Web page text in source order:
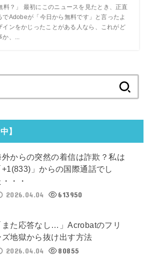
料？」 最初にこのニュースを見たとき、正直
でAdobeが「今日から無料です」と言ったよ
インをかじったことがある人なら、これがど
、...
索:
】
外からの突然の着信は詐欺？私は
+1(833)」からの国際通話でし
・・
2026.04.04
613950
また応答なし…」Acrobatのフリ
ズ地獄から抜け出す方法
2026.04.04
80855